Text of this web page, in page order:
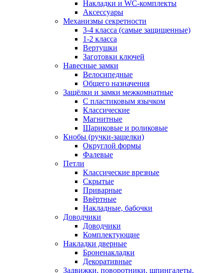
Накладки и WC-комплекты
Аксессуары
Механизмы секретности
3-4 класса (самые защищенные)
1-2 класса
Вертушки
Заготовки ключей
Навесные замки
Велосипедные
Общего назначения
Защёлки и замки межкомнатные
С пластиковым язычком
Классические
Магнитные
Шариковые и роликовые
Кнобы (ручки-защелки)
Округлой формы
Фалевые
Петли
Классические врезные
Скрытые
Приварные
Ввёртные
Накладные, бабочки
Доводчики
Доводчики
Комплектующие
Накладки дверные
Броненакладки
Декоративные
Задвижки, поворотники, шпингалеты,